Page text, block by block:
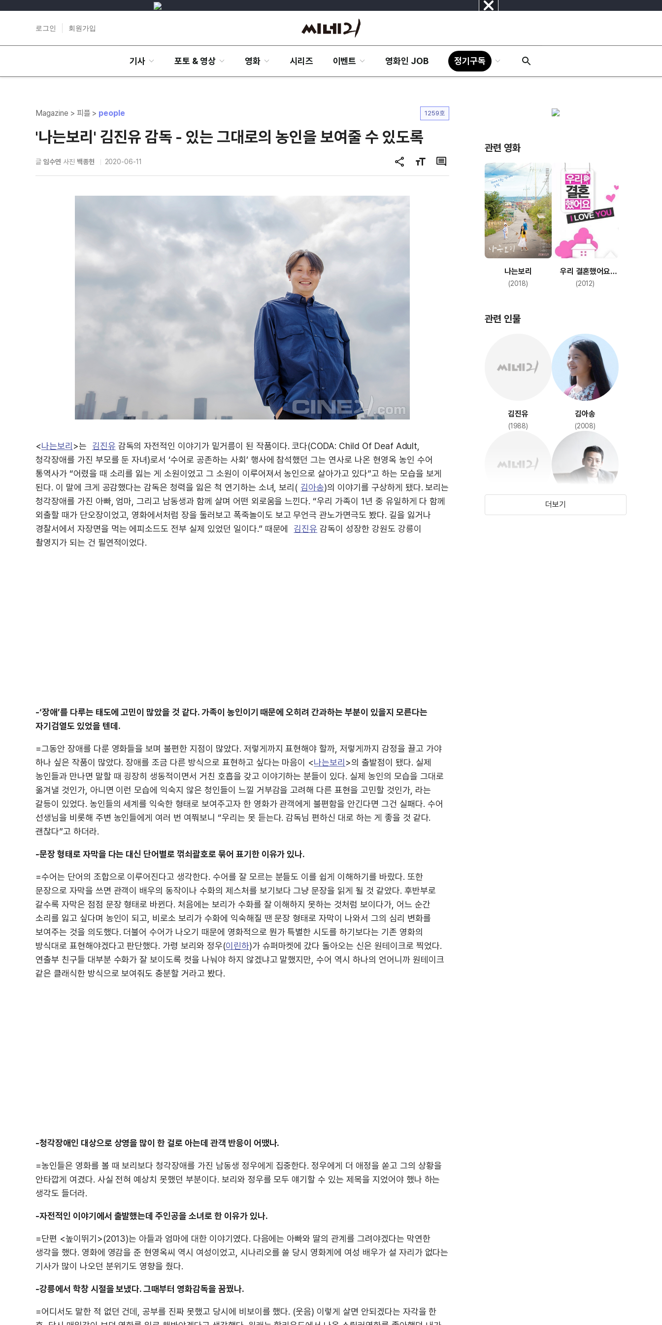
닫
로그인 회원가입
기사 포토 & 영상 영화 시리즈 이벤트 영화인 JOB 정기구독
Magazine > 피플 > people 1259호
'나는보리' 김진유 감독 - 있는 그대로의 농인을 보여줄 수 있도록
글 임수연 사진 백종헌 2020-06-11
공
유
기
글
자
댓
글
<나는보리 >는 김진유 감독의 자전적인 이야기가 밑거름이 된 작품이다. 코다(CODA: Child Of Deaf Adult,
청각장애를 가진 부모를 둔 자녀)로서 ‘수어로 공존하는 사회’ 행사에 참석했던 그는 연사로 나온 현영옥 농인 수어
통역사가 “어렸을 때 소리를 잃는 게 소원이었고 그 소원이 이루어져서 농인으로 살아가고 있다”고 하는 모습을 보게
된다. 이 말에 크게 공감했다는 감독은 청력을 잃은 척 연기하는 소녀, 보리( 김아송)의 이야기를 구상하게 됐다. 보리는
청각장애를 가진 아빠, 엄마, 그리고 남동생과 함께 살며 어떤 외로움을 느낀다. “우리 가족이 1년 중 유일하게 다 함께
외출할 때가 단오장이었고, 영화에서처럼 장을 둘러보고 폭죽놀이도 보고 무언극 관노가면극도 봤다. 길을 잃거나
경찰서에서 자장면을 먹는 에피소드도 전부 실제 있었던 일이다.” 때문에
김진유 감독이 성장한 강원도 강릉이
촬영지가 되는 건 필연적이었다.
-‘장애’를 다루는 태도에 고민이 많았을 것 같다. 가족이 농인이기 때문에 오히려 간과하는 부분이 있을지 모른다는
자기검열도 있었을 텐데.
=그동안 장애를 다룬 영화들을 보며 불편한 지점이 많았다. 저렇게까지 표현해야 할까, 저렇게까지 감정을 끌고 가야
하나 싶은 작품이 많았다. 장애를 조금 다른 방식으로 표현하고 싶다는 마음이 <나는보리 >의 출발점이 됐다. 실제
농인들과 만나면 말할 때 굉장히 생동적이면서 거친 호흡을 갖고 이야기하는 분들이 있다. 실제 농인의 모습을 그대로
옮겨낼 것인가, 아니면 이런 모습에 익숙지 않은 청인들이 느낄 거부감을 고려해 다른 표현을 고민할 것인가, 라는
갈등이 있었다. 농인들의 세계를 익숙한 형태로 보여주고자 한 영화가 관객에게 불편함을 안긴다면 그건 실패다. 수어
선생님을 비롯해 주변 농인들에게 여러 번 여쭤보니 “우리는 못 듣는다. 감독님 편하신 대로 하는 게 좋을 것 같다.
괜찮다”고 하더라.
-문장 형태로 자막을 다는 대신 단어별로 꺾쇠괄호로 묶어 표기한 이유가 있나.
=수어는 단어의 조합으로 이루어진다고 생각한다. 수어를 잘 모르는 분들도 이를 쉽게 이해하기를 바랐다. 또한
문장으로 자막을 쓰면 관객이 배우의 동작이나 수화의 제스처를 보기보다 그냥 문장을 읽게 될 것 같았다. 후반부로
갈수록 자막은 점점 문장 형태로 바뀐다. 처음에는 보리가 수화를 잘 이해하지 못하는 것처럼 보이다가, 어느 순간
소리를 잃고 싶다며 농인이 되고, 비로소 보리가 수화에 익숙해질 땐 문장 형태로 자막이 나와서 그의 심리 변화를
보여주는 것을 의도했다. 더불어 수어가 나오기 때문에 영화적으로 뭔가 특별한 시도를 하기보다는 기존 영화의
방식대로 표현해야겠다고 판단했다. 가령 보리와 정우(이린하)가 슈퍼마켓에 갔다 돌아오는 신은 원테이크로 찍었다.
연출부 친구들 대부분 수화가 잘 보이도록 컷을 나눠야 하지 않겠냐고 말했지만, 수어 역시 하나의 언어니까 원테이크
같은 클래식한 방식으로 보여줘도 충분할 거라고 봤다.
-청각장애인 대상으로 상영을 많이 한 걸로 아는데 관객 반응이 어땠나.
=농인들은 영화를 볼 때 보리보다 청각장애를 가진 남동생 정우에게 집중한다. 정우에게 더 애정을 쏟고 그의 상황을
안타깝게 여겼다. 사실 전혀 예상치 못했던 부분이다. 보리와 정우를 모두 얘기할 수 있는 제목을 지었어야 했나 하는
생각도 들더라.
-자전적인 이야기에서 출발했는데 주인공을 소녀로 한 이유가 있나.
=단편 <높이뛰기>(2013)는 아들과 엄마에 대한 이야기였다. 다음에는 아빠와 딸의 관계를 그려야겠다는 막연한
생각을 했다. 영화에 영감을 준 현영옥씨 역시 여성이었고, 시나리오를 쓸 당시 영화계에 여성 배우가 설 자리가 없다는
기사가 많이 나오던 분위기도 영향을 줬다.
-강릉에서 학창 시절을 보냈다. 그때부터 영화감독을 꿈꿨나.
=어디서도 말한 적 없던 건데, 공부를 진짜 못했고 당시에 비보이를 했다. (웃음) 이렇게 살면 안되겠다는 자각을 한
관련 영화
나는보리
(2018)
우리 결혼했어요
시즌4
(2012)
관련 인물
김진유
(1988)
김아송
(2008)
더보기